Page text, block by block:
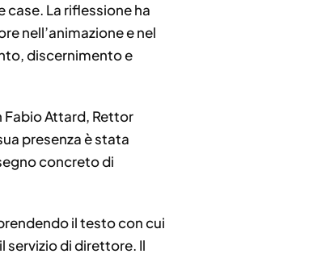
La riflessione ha
nell’animazione e nel
discernimento e
Fabio Attard, Rettor
presenza è stata
concreto di
il testo con cui
servizio di direttore. Il